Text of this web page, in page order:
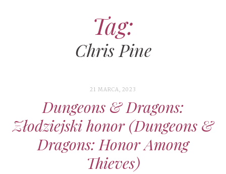
Tag:
Chris Pine
21 MARCA, 2023
Dungeons & Dragons:
Złodziejski honor (Dungeons &
Dragons: Honor Among
Thieves)